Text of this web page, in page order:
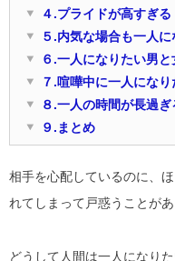
４.プライドが高すぎる
５.内気な場合も一人
６.一人になりたい男と
７.喧嘩中に一人にな
８.一人の時間が長過ぎ
９.まとめ
相手を心配しているのに、
れてしまって戸惑うことがあ
どうして人間は一人になり